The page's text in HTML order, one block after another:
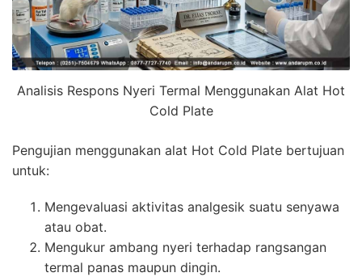
Analisis Respons Nyeri Termal Menggunakan Alat Hot
Cold Plate
Pengujian menggunakan alat Hot Cold Plate bertujuan
untuk:
Mengevaluasi aktivitas analgesik suatu senyawa
atau obat.
Mengukur ambang nyeri terhadap rangsangan
termal panas maupun dingin.